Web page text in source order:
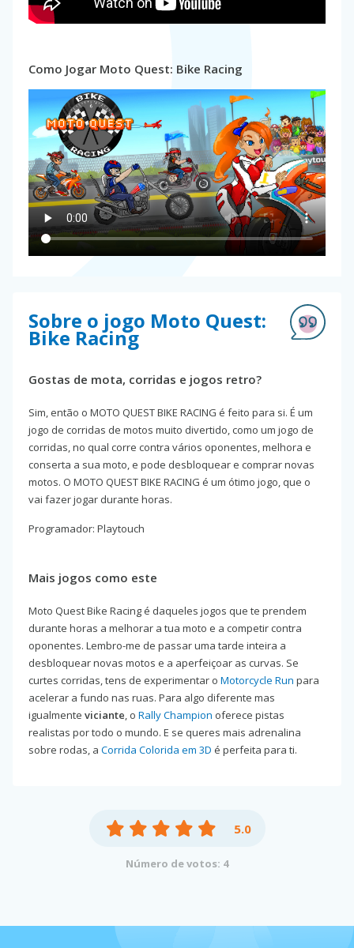
Como Jogar Moto Quest: Bike Racing
Sobre o jogo Moto Quest:
Bike Racing
Gostas de mota, corridas e jogos retro?
Sim, então o MOTO QUEST BIKE RACING é feito para si. É um
jogo de corridas de motos muito divertido, como um jogo de
corridas, no qual corre contra vários oponentes, melhora e
conserta a sua moto, e pode desbloquear e comprar novas
motos. O MOTO QUEST BIKE RACING é um ótimo jogo, que o
vai fazer jogar durante horas.
Programador: Playtouch
Mais jogos como este
Moto Quest Bike Racing é daqueles jogos que te prendem
durante horas a melhorar a tua moto e a competir contra
oponentes. Lembro-me de passar uma tarde inteira a
desbloquear novas motos e a aperfeiçoar as curvas. Se
curtes corridas, tens de experimentar o Motorcycle Run para
acelerar a fundo nas ruas. Para algo diferente mas
igualmente viciante, o Rally Champion oferece pistas
realistas por todo o mundo. E se queres mais adrenalina
sobre rodas, a Corrida Colorida em 3D é perfeita para ti.
5.0
Número de votos: 4